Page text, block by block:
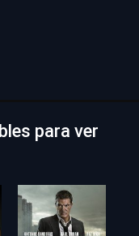
para ver